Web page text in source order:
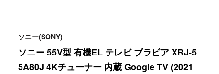
ソニー(SONY)
ソニー 55V型 有機EL テレビ ブラビア XRJ-5
5A80J 4Kチューナー 内蔵 Google TV (2021